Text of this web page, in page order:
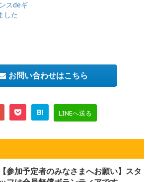
スdeギ
した
お問い合わせはこちら
B! LINEへ送る
【参加予定者のみなさまへお願い】スタ